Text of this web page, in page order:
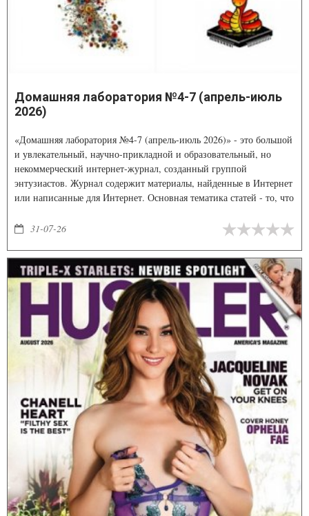
Домашняя лаборатория №4-7 (апрель-июль
2026)
«Домашняя лаборатория №4-7 (апрель-июль 2026)» - это большой
и увлекательный, научно-прикладной и образовательный, но
некоммерческий интернет-журнал, созданный группой
энтузиастов. Журнал содержит материалы, найденные в Интернет
или написанные для Интернет. Основная тематика статей - то, что
но есть и просто полезные материалы.
31-07-26